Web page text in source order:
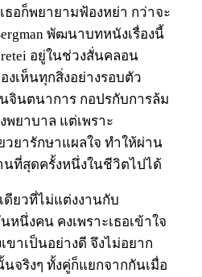
ธอก็พยายามฟ้องหย่า กว่าจะ
พัฒนาบทหนังเรื่องนี้
อยู่ในช่วงสั่นคลอน
งเห็นทุกสิ่งอย่างรอบตัว
จินตนาการ กอปรกับการล้ม
พยาบาล แต่เพราะ
วยารักษาแผลใจ ทำให้ผ่าน
นที่สุดครั้งหนึ่งในชีวิตไปได้
ดียวที่ไม่แต่งงานกับ
หนึ่งคน คงเพราะเธอเข้าใจ
ขาเป็นอย่างดี จึงไม่อยาก
นจริงๆ ทั้งคู่ก็แยกจากกันเมื่อ